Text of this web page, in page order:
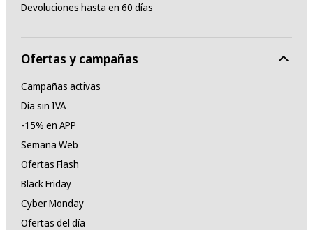
Devoluciones hasta en 60 días
Ofertas y campañas
Campañas activas
Día sin IVA
-15% en APP
Semana Web
Ofertas Flash
Black Friday
Cyber Monday
Ofertas del día